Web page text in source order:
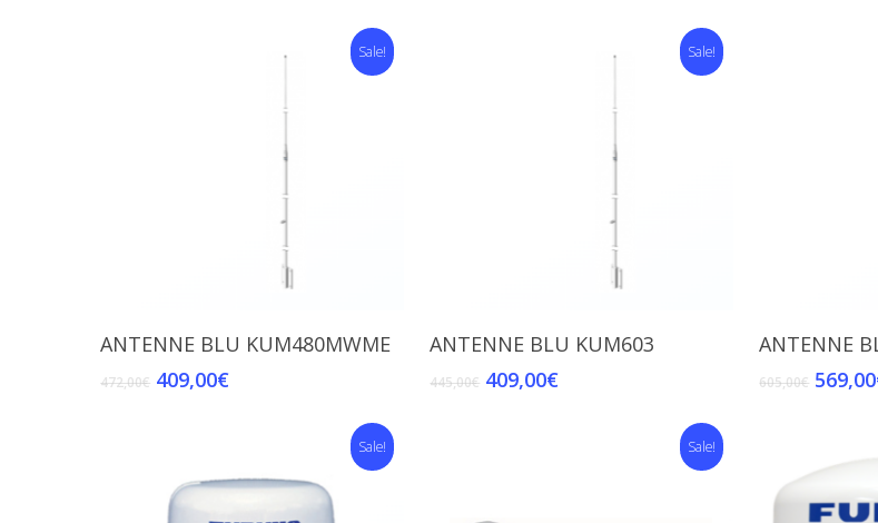
Sale!
Read More
ANTENNE BLU KUM480MWME
472,00€ 409,00€
Sale!
Add To Cart
ANTENNE BLU KUM603
445,00€ 409,00€
ANTENNE
605,00€ 569,00
Sale! Sale!